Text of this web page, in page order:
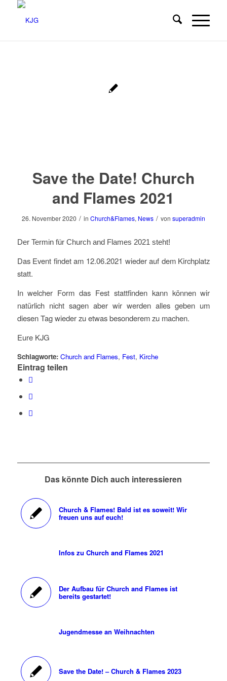
Save the Date! Church
and Flames 2021
26. November 2020 / in Church&Flames, News / von superadmin
Der Termin für Church and Flames 2021 steht!
Das Event findet am 12.06.2021 wieder auf dem Kirchplatz
statt.
In welcher Form das Fest stattfinden kann können wir
natürlich nicht sagen aber wir werden alles geben um
diesen Tag wieder zu etwas besonderem zu machen.
Eure KJG
Schlagworte: Church and Flames, Fest, Kirche
Eintrag teilen
Das könnte Dich auch interessieren
Church & Flames! Bald ist es soweit! Wir
freuen uns auf euch!
Infos zu Church and Flames 2021
Der Aufbau für Church and Flames ist
bereits gestartet!
Jugendmesse an Weihnachten
Save the Date! – Church & Flames 2023